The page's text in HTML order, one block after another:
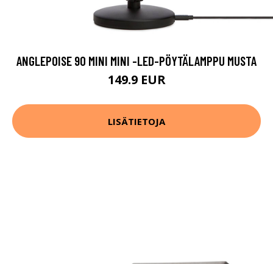
ANGLEPOISE 90 MINI MINI -LED-PÖYTÄLAMPPU MUSTA
149.9 EUR
LISÄTIETOJA